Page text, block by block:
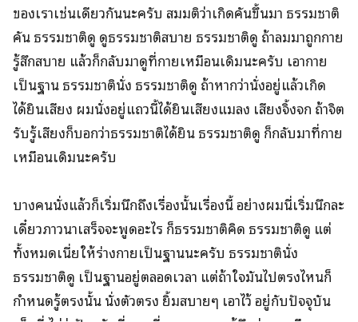
ของเราเช่นเดียวกันนะครับ สมมติว่าเกิดคันขึ้นมา ธรรมชาติ
คัน ธรรมชาติดู ดูธรรมชาติสบาย ธรรมชาติดู ถ้าลมมาถูกกาย
รู้สึกสบาย แล้วก็กลับมาดูที่กายเหมือนเดิมนะครับ เอากาย
เป็นฐาน ธรรมชาตินั่ง ธรรมชาติดู ถ้าหากว่านั่งอยู่แล้วเกิด
ได้ยินเสียง ผมนั่งอยู่แถวนี้ได้ยินเสียงแมลง เสียงจิ้งจก ถ้าจิต
รับรู้เสียงก็บอกว่าธรรมชาติได้ยิน ธรรมชาติดู ก็กลับมาที่กาย
เหมือนเดิมนะครับ
บางคนนั่งแล้วก็เริ่มนึกถึงเรื่องนั้นเรื่องนี้ อย่างผมนี่เริ่มนึกละ
เดี๋ยวภาวนาเสร็จจะพูดอะไร ก็ธรรมชาติคิด ธรรมชาติดู แต่
ทั้งหมดเนี่ยให้ร่างกายเป็นฐานนะครับ ธรรมชาตินั่ง
ธรรมชาติดู เป็นฐานอยู่ตลอดเวลา แต่ถ้าใจมันไปตรงไหนก็
กำหนดรู้ตรงนั้น นั่งตัวตรง ยิ้มสบายๆ เอาไว้ อยู่กับปัจจุบัน